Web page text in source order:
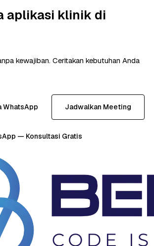
aplikasi klinik di
kewajiban. Ceritakan kebutuhan Anda
WhatsApp Jadwalkan Meeting
— Konsultasi Gratis